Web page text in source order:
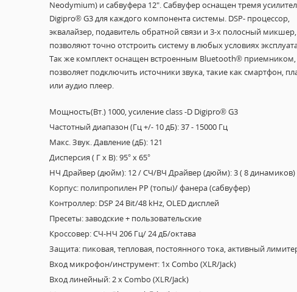
Neodymium) и сабвуфера 12". Сабвуфер оснащен тремя
Digipro® G3 для каждого компонента системы. DSP- процессор,
эквалайзер, подавитель обратной связи и 3-х полосный микшер,
позволяют точно отстроить систему в любых условиях
Так же комплект оснащен встроенным Bluetooth® приемником,
позволяет подключить источники звука, такие как смартфон,
или аудио плеер.
Мощность(Вт.) 1000, усиление class -D Digipro® G3
Частотный диапазон (Гц +/- 10 дБ): 37 - 15000 Гц
Макс. Звук. Давление (дБ): 121
Дисперсия ( Г х В): 95° х 65°
НЧ Драйвер (дюйм): 12 / СЧ/ВЧ Драйвер (дюйм): 3 ( 8 динамиков)
Корпус: полипропилен PP (топы)/ фанера (сабвуфер)
Контроллер: DSP 24 Bit/48 kHz, OLED дисплей
Пресеты: заводские + пользовательские
Кроссовер: СЧ-НЧ 206 Гц/ 24 дБ/октава
Защита: пиковая, тепловая, постоянного тока, активный
Вход микрофон/инструмент: 1x Combo (XLR/Jack)
Вход линейный: 2 x Combo (XLR/Jack)